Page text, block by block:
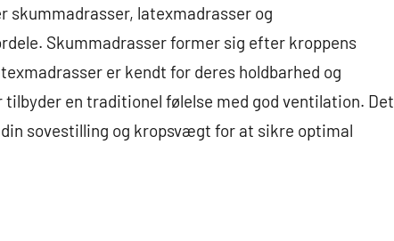
skummadrasser, latexmadrasser og
Skummadrasser former sig efter kroppens
er kendt for deres holdbarhed og
en traditionel følelse med god ventilation. Det
sovestilling og kropsvægt for at sikre optimal